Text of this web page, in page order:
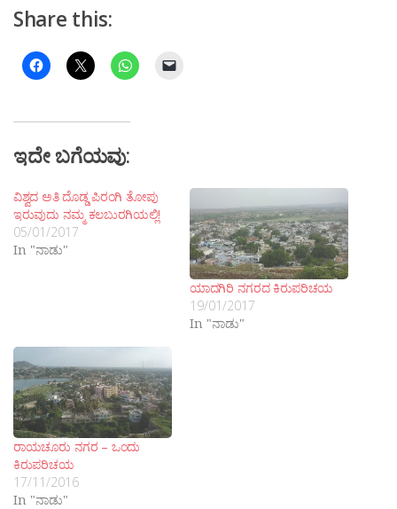
Share this:
ಇದೇ ಬಗೆಯವು:
ವಿಶ್ವದ ಅತಿ ದೊಡ್ಡ ಪಿರಂಗಿ ತೋಪು
ಇರುವುದು ನಮ್ಮ ಕಲಬುರಗಿಯಲ್ಲಿ!
05/01/2017
In "ನಾಡು"
ಯಾದಗಿರಿ ನಗರದ ಕಿರುಪರಿಚಯ
19/01/2017
In "ನಾಡು"
ರಾಯಚೂರು ನಗರ – ಒಂದು
ಕಿರುಪರಿಚಯ
17/11/2016
In "ನಾಡು"